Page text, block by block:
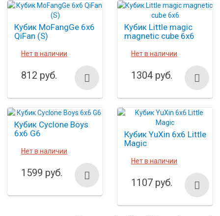
Кубик MoFangGe 6x6
QiFan (S)
Нет в наличии
812 руб.
Кубик Little magic
magnetic cube 6х6
Нет в наличии
1304 руб.
Кубик Cyclone Boys
6x6 G6
Нет в наличии
1599 руб.
Кубик YuXin 6x6 Little
Magic
Нет в наличии
1107 руб.